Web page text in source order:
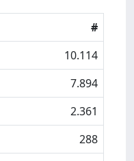
#
10.114
7.894
2.361
288